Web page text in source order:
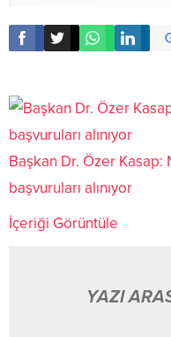
Başkan Dr. Özer
başvuruları alınıyor
İçeriği Görüntüle
YAZI